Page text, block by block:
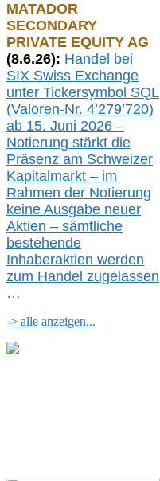
MATADOR
SECONDARY
PRIVATE EQUITY AG
(8.6.26): Handel bei
SIX Swiss Exchange
unter Tickersymbol SQL
(Valoren-Nr. 4’279’720)
ab 15. Juni 2026 –
Notierung stärkt die
Präsenz am Schweizer
Kapitalmarkt – im
Rahmen der Notierung
keine Ausgabe neuer
Aktien – sämtliche
bestehende
Inhaberaktien werden
zum Handel zugelassen
…
-> alle anzeigen...